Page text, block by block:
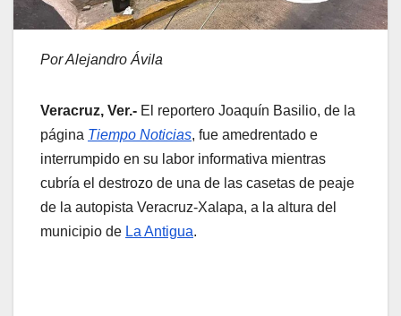
Por Alejandro Ávila
Veracruz, Ver.- El reportero Joaquín Basilio, de la
página Tiempo Noticias, fue amedrentado e
interrumpido en su labor informativa mientras
cubría el destrozo de una de las casetas de peaje
de la autopista Veracruz-Xalapa, a la altura del
municipio de La Antigua.